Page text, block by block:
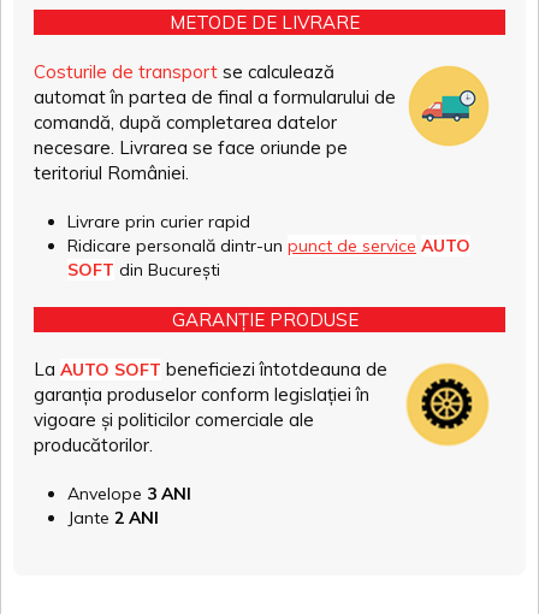
METODE DE LIVRARE
Costurile de transport se calculează
automat în partea de final a formularului de
comandă, după completarea datelor
necesare. Livrarea se face oriunde pe
teritoriul României.
Livrare prin curier rapid
Ridicare personală dintr-un punct de service AUTO
SOFT din București
GARANȚIE PRODUSE
La AUTO SOFT beneficiezi întotdeauna de
garanția produselor conform legislației în
vigoare și politicilor comerciale ale
producătorilor.
Anvelope 3 ANI
Jante 2 ANI